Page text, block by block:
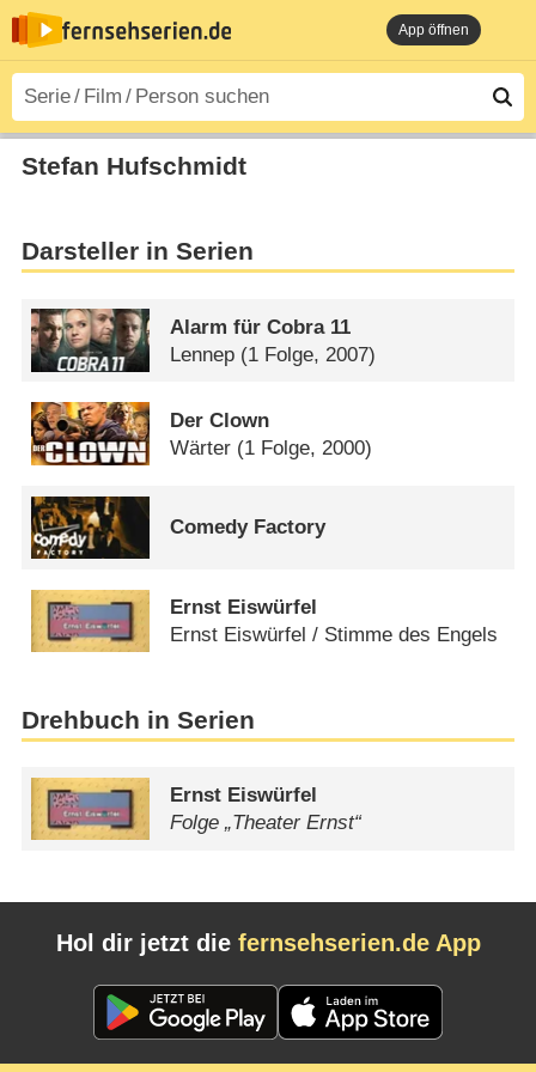
App öffnen
Stefan Hufschmidt
Darsteller in Serien
Alarm für Cobra 11
Lennep (1 Folge, 2007)
Der Clown
Wärter (1 Folge, 2000)
Comedy Factory
Ernst Eiswürfel
Ernst Eiswürfel /​ Stimme des Engels
Drehbuch in Serien
Ernst Eiswürfel
Folge „Theater Ernst“
Hol dir jetzt die fernsehserien.de App